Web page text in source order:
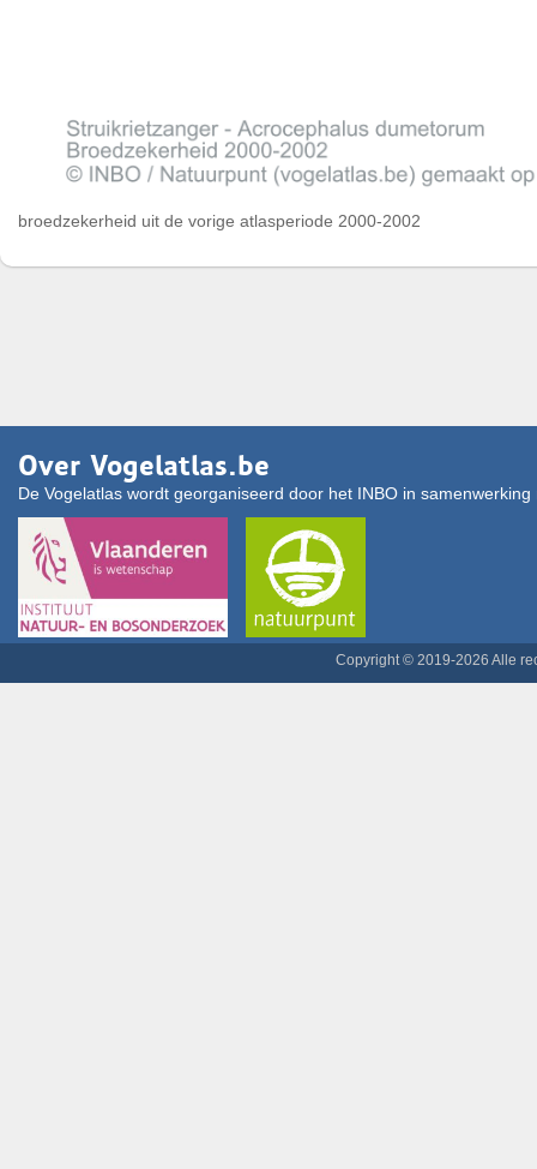
broedzekerheid uit de vorige atlasperiode 2000-2002
Over Vogelatlas.be
De Vogelatlas wordt georganiseerd door het INBO in
Copyright © 2019-2026 Alle